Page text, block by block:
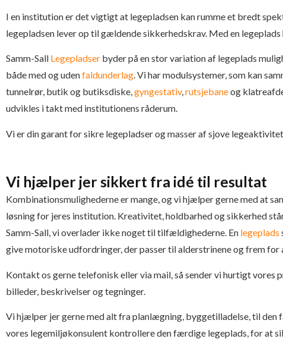
I en institution er det vigtigt at legepladsen kan rumme et bredt
legepladsen lever op til gældende sikkerhedskrav. Med en
Samm-Sall Legepladser byder på en stor variation af legeplads
både med og udenfaldunderlag. Vi har modulsystemer, som kan
tunnelrør, butik og butiksdiske,gyngestativ,rutsjebaneog
udvikles i takt med institutionens råderum.
Vi er din garant for sikre legepladser og masser af sjove
Vi hjælper jer sikkert fra idé til resultat
Kombinationsmulighederne er mange, og vi hjælper gerne med at
løsning for jeres institution. Kreativitet, holdbarhed og sikkerhed
Samm-Sall, vi overlader ikke noget til tilfældighederne. En legeplads
give motoriske udfordringer, der passer til alderstrinene og frem for
Kontakt os gerne telefonisk eller via mail, så sender vi hurtigt vores
billeder, beskrivelser og tegninger.
Vi hjælper jer gerne med alt fra planlægning, byggetilladelse, til den
vores legemiljøkonsulent kontrollere den færdige legeplads, for at